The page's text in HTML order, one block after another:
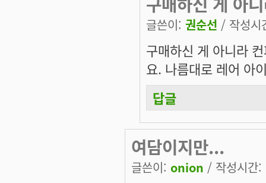
글쓴이: 권순선 / 작성
구매하신 게 아니라
요. 나름대로 레어 아
답글
여담이지만...
글쓴이: onion / 작성시간